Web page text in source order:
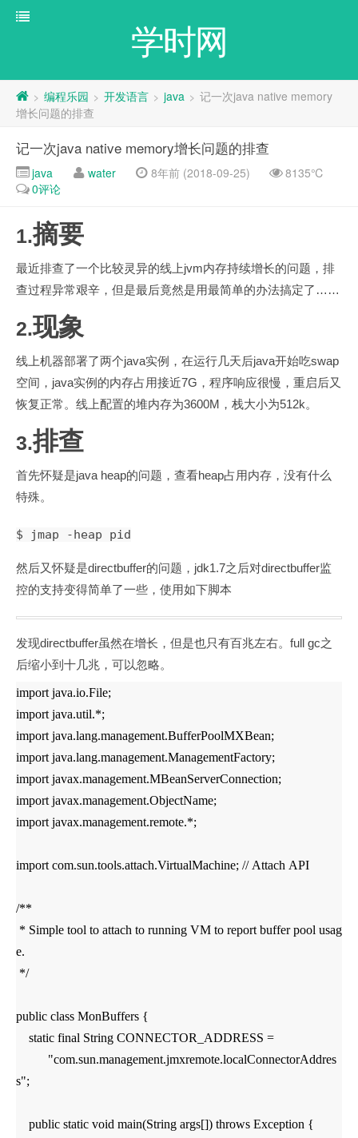
学时网
> 编程乐园 > 开发语言 > java > 记一次java native memory
增长问题的排查
记一次java native memory增长问题的排查
java water 8年前 (2018-09-25)
8135℃
0评论
1.摘要
最近排查了一个比较灵异的线上jvm内存持续增长的问题，排
查过程异常艰辛，但是最后竟然是用最简单的办法搞定了 ……
2.现象
线上机器部署了两个java实例，在运行几天后java开始吃swap
空间， java实例的内存占用接近7G ，程序响应很慢，重启后又
恢复正常。线上配置的堆内存为3600M ，栈大小为512k。
3.排查
首先怀疑是java heap的问题，查看heap占用内存，没有什么
特殊。
$ jmap -heap pid
然后又怀疑是directbuffer的问题， jdk1.7之后对directbuffer监
控的支持变得简单了一些，使用如下脚本
发现directbuffer虽然在增长，但是也只有百兆左右。 full gc之
后缩小到十几兆，可以忽略。
import java.io.File;
import java.util.*;
import java.lang.management.BufferPoolMXBean;
import java.lang.management.ManagementFactory;
import javax.management.MBeanServerConnection;
import javax.management.ObjectName;
import javax.management.remote.*;
import com.sun.tools.attach.VirtualMachine; // Attach API
/**
* Simple tool to attach to running VM to report buffer pool usag
e.
*/
public class MonBuffers {
static final String CONNECTOR_ADDRESS =
"com.sun.management.jmxremote.localConnectorAddres
s";
public static void main(String args[]) throws Exception {